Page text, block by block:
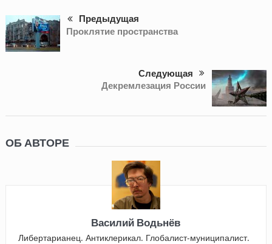
Предыдущая
Проклятие пространства
Следующая
Декремлезация России
ОБ АВТОРЕ
Василий Водьнёв
Либертарианец. Антиклерикал. Глобалист-муниципалист.